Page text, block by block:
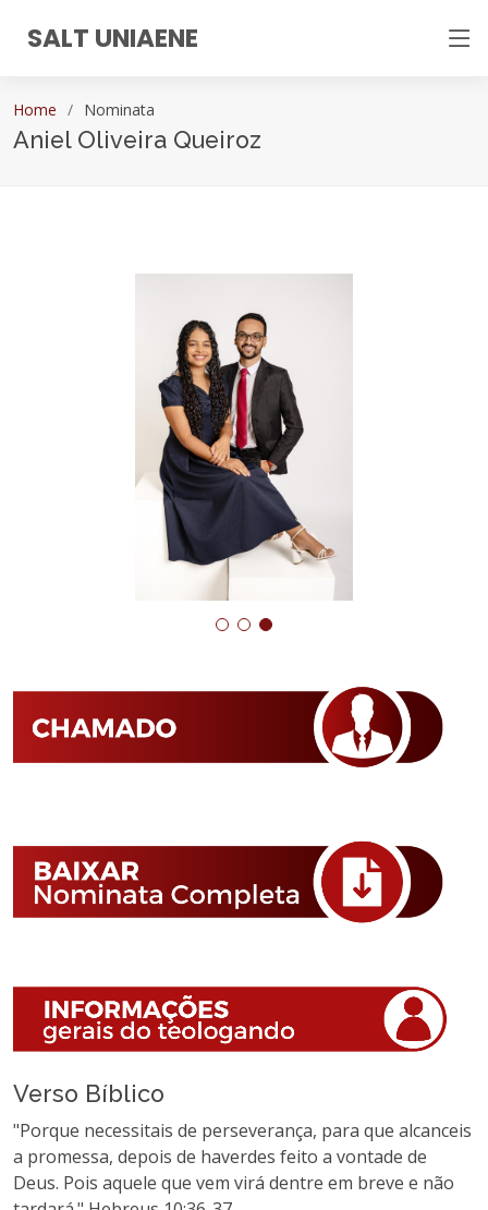
SALT UNIAENE
Home Nominata
Aniel Oliveira Queiroz
Verso Bíblico
"Porque necessitais de perseverança, para que alcanceis
a promessa, depois de haverdes feito a vontade de
Deus. Pois aquele que vem virá dentre em breve e não